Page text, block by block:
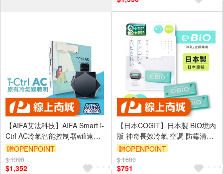
【AIFA艾法科技】AIFA Smart i-
Ctrl AC冷氣智能控制器wifi遠端
遙控手機app空調冷氣智慧遙控
艾法科技CCAJ16LP3600T1
贈OPENPOINT
$ 1390
$1,352
【日本COGIT】日本製 BIO境內
版 神奇長效冷氣 空調 防霉清淨
貼 防霉盒-2盒
贈OPENPOINT
$ 1680
$751